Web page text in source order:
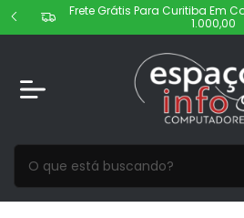
R$ A Sua Loja de